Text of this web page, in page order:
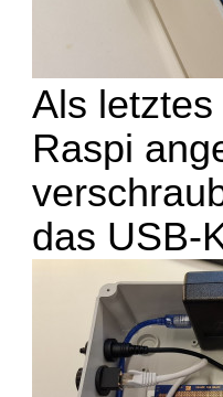
Als
Raspi
das USB-